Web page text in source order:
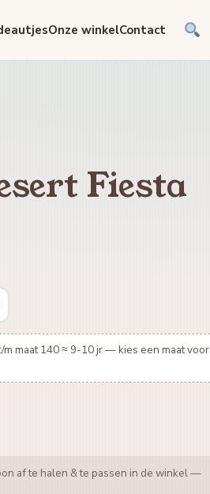
Onze winkelContact
Fiesta
m maat 140 ≈ 9-10 jr — kies een maat voor
af te halen & te passen in de winkel —